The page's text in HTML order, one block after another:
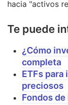
hacia "activos
Te puede
¿Cómo
completa
ETFs
preciosos
Fondos